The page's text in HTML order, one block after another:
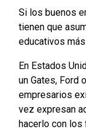
Si los buenos
tienen que
educativos
En Estados
un Gates, Ford
empresarios
vez expresan
hacerlo con los